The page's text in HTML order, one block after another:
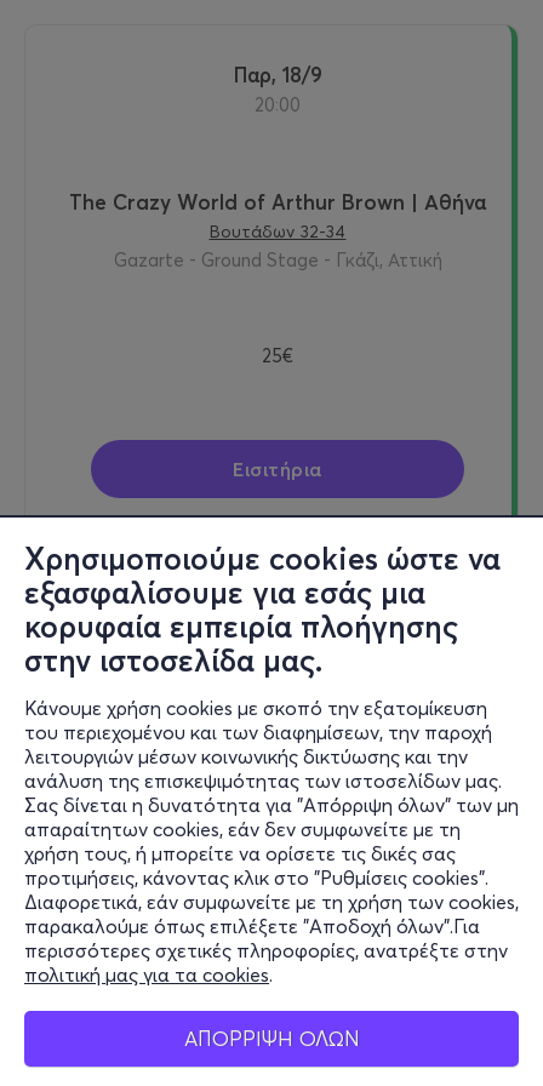
Χρησιμοποιούμε cookies ώστε να
εξασφαλίσουμε για εσάς μια
κορυφαία εμπειρία πλοήγησης
στην ιστοσελίδα μας.
Κάνουμε χρήση cookies με σκοπό την εξατομίκευση
του περιεχομένου και των διαφημίσεων, την παροχή
λειτουργιών μέσων κοινωνικής δικτύωσης και την
ανάλυση της επισκεψιμότητας των ιστοσελίδων μας.
Σας δίνεται η δυνατότητα για "Απόρριψη όλων" των μη
απαραίτητων cookies, εάν δεν συμφωνείτε με τη
χρήση τους, ή μπορείτε να ορίσετε τις δικές σας
προτιμήσεις, κάνοντας κλικ στο "Ρυθμίσεις cookies".
Διαφορετικά, εάν συμφωνείτε με τη χρήση των cookies,
παρακαλούμε όπως επιλέξετε "Αποδοχή όλων".Για
περισσότερες σχετικές πληροφορίες, ανατρέξτε στην
πολιτική μας για τα cookies.
ΑΠΟΡΡΙΨΗ ΟΛΩΝ
Παρ, 18/9
20:00
The Crazy World of Arthur Brown | Αθήνα
Βουτάδων 32-34
Gazarte - Ground Stage - Γκάζι, Αττική
25€
Εισιτήρια
Σαβ, 19/9
20:00
The Crazy World of Arthur Brown |
Θεσσαλονίκη
Λεωφ. 3ης Σεπτεμβρίου 3, 54636
WE, Πολυχώρος Πολιτισμού & Αθλητισμού -
Θεσσαλονίκη
25€
Εισιτήρια